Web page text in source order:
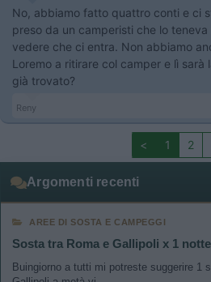
No, abbiamo fatto quattro conti e ci
preso da un camperisti che lo
vedere che ci entra. Non abbiamo
Loremo a ritirare col camper e lì sarà
già trovato?
Reny
< 1 2
Argomenti recenti
AREE DI SOSTA E CAMPEGGI
Sosta tra Roma e Gallipoli x 1 notte
Buingiorno a tutti mi potreste suggerire 1